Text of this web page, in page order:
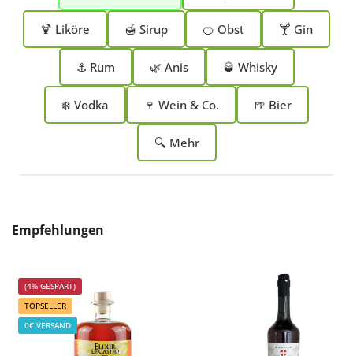
🍹 Liköre 🍯 Sirup 🍊 Obst 🍸 Gin
⚓ Rum 🌿 Anis 🥃 Whisky
❄️ Vodka 🍷 Wein & Co. 🍺 Bier
🔍 Mehr
Produktgalerie überspringen
Empfehlungen
(4% GESPART)
TOPSELLER
0€ VERSAND